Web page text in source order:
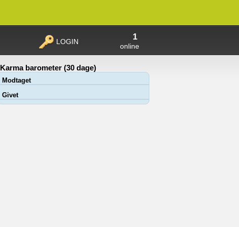
1
online
LOGIN
Karma barometer (30 dage)
Modtaget
Givet